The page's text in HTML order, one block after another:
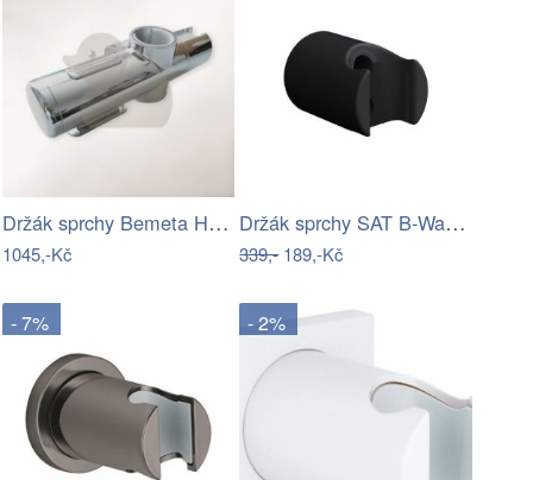
Držák sprchy Bemeta Help program chrom…
1045,-Kč
Držák sprchy SAT B-Way pevný černá…
339,-189,-Kč
- 7% - 2%